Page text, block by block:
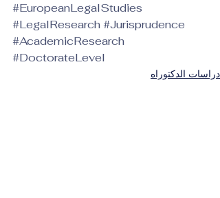
#EuropeanLegalStudies
#LegalResearch#Jurisprudence
#AcademicResearch
#DoctorateLevel
دراسات الدكتوراه